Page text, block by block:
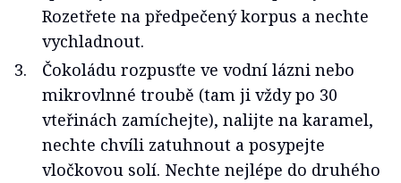
Rozetřete na předpečený korpus a nechte
vychladnout.
Čokoládu rozpusťte ve vodní lázni nebo
mikrovlnné troubě (tam ji vždy po 30
vteřinách zamíchejte), nalijte na karamel,
nechte chvíli zatuhnout a posypejte
vločkovou solí. Nechte nejlépe do druhého